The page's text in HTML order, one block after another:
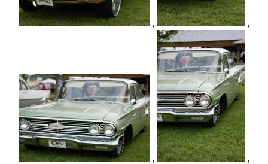
, ,
, ,